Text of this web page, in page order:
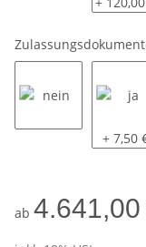
ja
+ 7,50
ab 4.641,00